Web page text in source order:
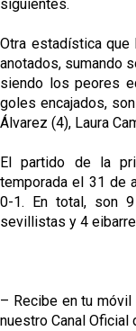
siguientes.
Otra estadística
anotados, sumando
siendo los peores
goles encajados,
Álvarez (4), Laura
El partido de la
temporada el 31 de
0-1. En total, son
sevillistas y 4
– Recibe en tu
nuestro Canal Oficial